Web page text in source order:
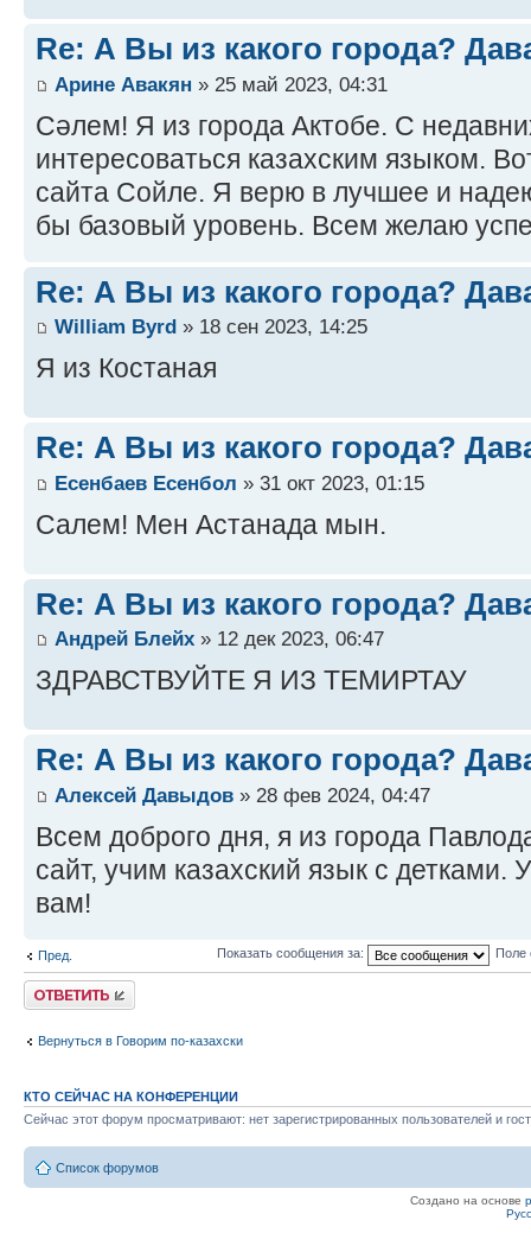
Re: А Вы из какого города?
Арине Авакян » 25 май 2023, 04:31
Сәлем! Я из города Актобе. С
интересоваться казахским языком.
сайта Сойле. Я верю в лучшее и
бы базовый уровень. Всем желаю
Re: А Вы из какого города?
William Byrd » 18 сен 2023, 14:25
Я из Костаная
Re: А Вы из какого города?
Есенбаев Есенбол » 31 окт 2023, 01:15
Салем! Мен Астанада мын.
Re: А Вы из какого города?
Андрей Блейх » 12 дек 2023, 06:47
ЗДРАВСТВУЙТЕ Я ИЗ ТЕМИРТАУ
Re: А Вы из какого города?
Алексей Давыдов » 28 фев 2024, 04:47
Всем доброго дня, я из города
сайт, учим казахский язык с детками.
вам!
Пред. Показать сообщения за: Поле
Ответить
Вернуться в Говорим по-казахски
КТО СЕЙЧАС НА КОНФЕРЕНЦИИ
Сейчас этот форум просматривают: нет зарегистрированных пользователей и
Список форумов
Создано на основе